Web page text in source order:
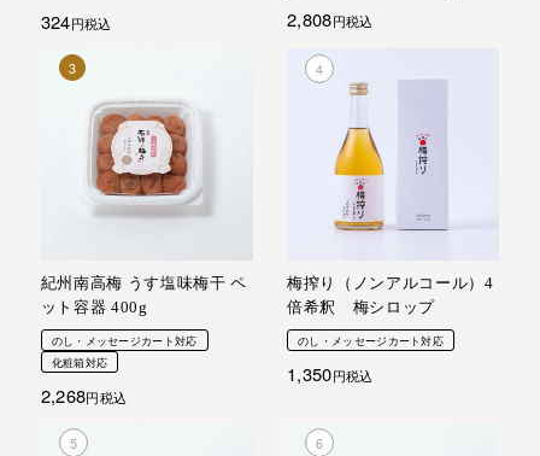
324 税込 2,808 税込
紀州南高梅 うす塩味梅干 ペ
ット容器 400g
のし・メッセージカート対応
化粧箱対応
2,268 税込
梅搾り（ノンアルコール）4
倍希釈 梅シロップ
のし・メッセージカート対応
1,350 税込